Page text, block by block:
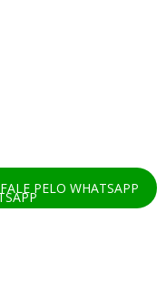
FALE PELO WHATSAPP